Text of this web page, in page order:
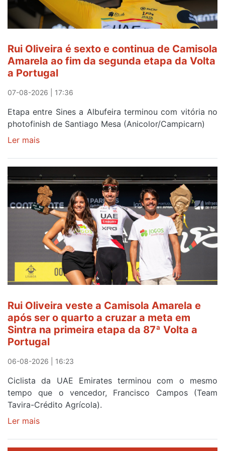
após
quinto
lugar
Beja
e
Elvas
Rui Oliveira é sexto e continua de Camisola
Amarela ao fim da segunda etapa da Volta
a Portugal
07-08-2026 | 17:36
Etapa entre Sines a Albufeira terminou com vitória no
photofinish de Santiago Mesa (Anicolor/Campicarn)
Ler mais
Oliveira
é
sexto
e
continua
Camisola
Amarela
ao
da
etapa
da
Volta
a
Portugal
Rui Oliveira veste a Camisola Amarela e
após ser o quarto a cruzar a meta em
Sintra na primeira etapa da 87ª Volta a
Portugal
06-08-2026 | 16:23
Ciclista da UAE Emirates terminou com o mesmo
tempo que o vencedor, Francisco Campos (Team
Tavira-Crédito Agrícola).
Ler mais